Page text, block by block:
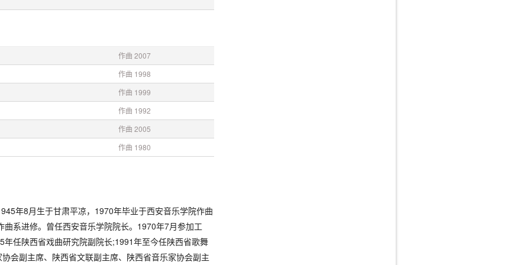
作曲 2007
作曲 1998
作曲 1999
作曲 1992
作曲 2005
作曲 1980
年8月生于甘肃平凉，1970年毕业于西安音乐学院作曲
系进修。曾任西安音乐学院院长。1970年7月参加工
年任陕西省戏曲研究院副院长;1991年至今任陕西省歌舞
会副主席、陕西省文联副主席、陕西省音乐家协会副主